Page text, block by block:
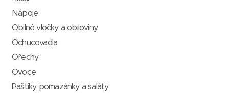
Nápoje
Obilné vločky a obiloviny
Ochucovadla
Ořechy
Ovoce
Paštiky, pomazánky a saláty